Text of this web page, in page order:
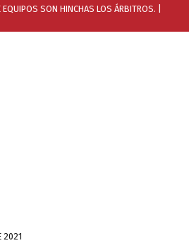
EQUIPOS SON HINCHAS LOS ÁRBITROS.
2021